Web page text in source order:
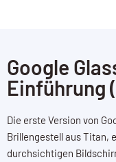
Google
Einführung
Die erste Version von
Brillengestell aus Titan,
durchsichtigen